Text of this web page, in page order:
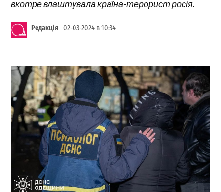
вкотре влаштувала країна-терорист росія.
Редакція 02-03-2024 в 10:34